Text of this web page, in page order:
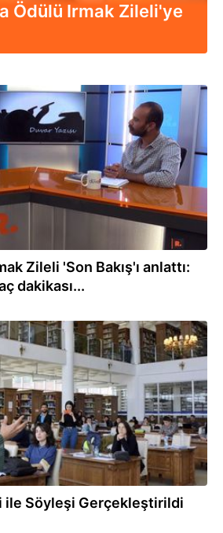
Ödülü Irmak Zileli'ye
Zileli 'Son Bakış'ı anlattı:
dakikası...
ile Söyleşi Gerçekleştirildi